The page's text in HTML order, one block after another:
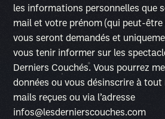
les informations personnelles que
mail et votre prénom (qui peut-être
vous seront demandés et
vous tenir informer sur les
Derniers Couchés. Vous pourrez
données ou vous désinscrire à tout
mails reçues ou via l’adresse
infos@lesdernierscouches.com